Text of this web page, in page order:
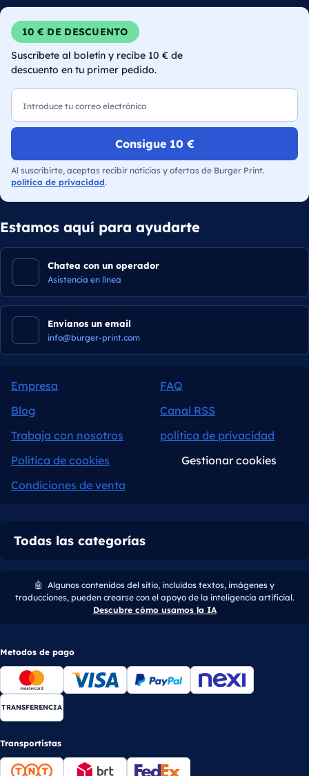
10 € DE DESCUENTO
Suscríbete al boletín y recibe 10 € de
descuento en tu primer pedido.
Consigue 10 €
Al suscribirte, aceptas recibir noticias y ofertas de Burger Print.
política de privacidad.
Estamos aquí para ayudarte
Chatea con un operador
Asistencia en línea
Envianos un email
info@burger-print.com
Empresa
FAQ
Blog
Canal RSS
Trabaja con nosotros
política de privacidad
Política de cookies
Gestionar cookies
Condiciones de venta
Todas las categorías
🤖 Algunos contenidos del sitio, incluidos textos, imágenes y
traducciones, pueden crearse con el apoyo de la inteligencia artificial.
Descubre cómo usamos la IA
Metodos de pago
TRANSFERENCIA
Transportistas